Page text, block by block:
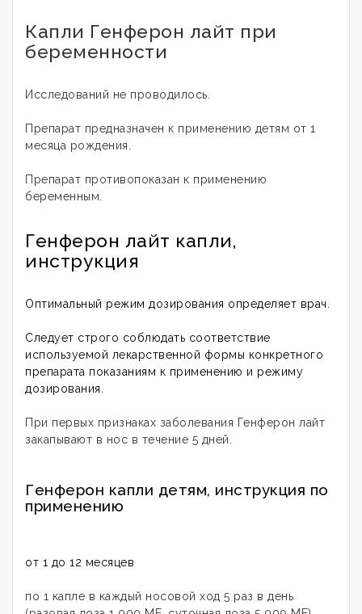
Капли Генферон лайт при
беременности
Исследований не проводилось.
Препарат предназначен к применению детям от 1
месяца рождения.
Препарат противопоказан к применению
беременным.
Генферон лайт капли,
инструкция
Оптимальный режим дозирования определяет врач.
Следует строго соблюдать соответствие
используемой лекарственной формы конкретного
препарата показаниям к применению и режиму
дозирования.
При первых признаках заболевания Генферон лайт
закапывают в нос в течение 5 дней.
Генферон капли детям, инструкция по
применению
от 1 до 12 месяцев
по 1 капле в каждый носовой ход 5 раз в день